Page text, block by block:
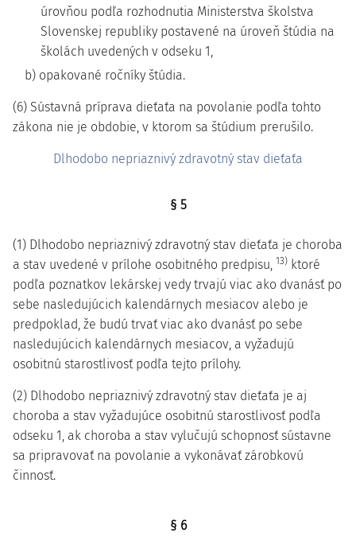
úrovňou podľa rozhodnutia Ministerstva školstva
Slovenskej republiky postavené na úroveň štúdia na
školách uvedených v odseku 1,
b) opakované ročníky štúdia.
(6) Sústavná príprava dieťaťa na povolanie podľa tohto
zákona nie je obdobie, v ktorom sa štúdium prerušilo.
Dlhodobo nepriaznivý zdravotný stav dieťaťa
§ 5
(1) Dlhodobo nepriaznivý zdravotný stav dieťaťa je choroba
a stav uvedené v prílohe osobitného predpisu, 13) ktoré
podľa poznatkov lekárskej vedy trvajú viac ako dvanásť po
sebe nasledujúcich kalendárnych mesiacov alebo je
predpoklad, že budú trvať viac ako dvanásť po sebe
nasledujúcich kalendárnych mesiacov, a vyžadujú
osobitnú starostlivosť podľa tejto prílohy.
(2) Dlhodobo nepriaznivý zdravotný stav dieťaťa je aj
choroba a stav vyžadujúce osobitnú starostlivosť podľa
odseku 1, ak choroba a stav vylučujú schopnosť sústavne
sa pripravovať na povolanie a vykonávať zárobkovú
činnosť.
§ 6